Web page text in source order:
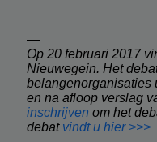
—
Op 20 februari 2017
Nieuwegein. Het
belangenorganisaties
en na afloop verslag
inschrijven om het
debat vindt u hier >>>